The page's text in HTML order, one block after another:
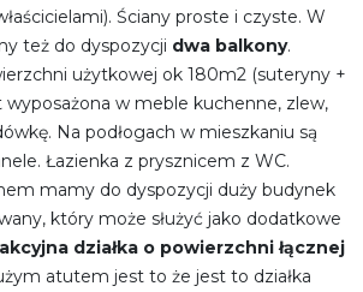
Ściany proste i czyste. W
też do dyspozycji dwa balkony.
użytkowej ok 180m2 (suteryny +
wyposażona w meble kuchenne, zlew,
Na podłogach w mieszkaniu są
Łazienka z prysznicem z WC.
mamy do dyspozycji duży budynek
który może służyć jako dodatkowe
działka o powierzchni łącznej
atutem jest to że jest to działka